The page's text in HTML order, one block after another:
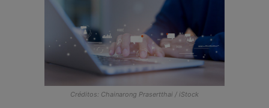
Créditos: Chainarong Prasertthai / iStock